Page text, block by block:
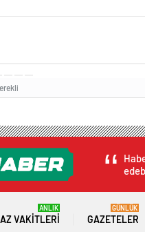
VAKITLERI
ANLIK
GAZETELER
GÜNLÜK